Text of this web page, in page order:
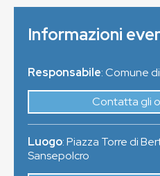
Informazioni
Responsabile: Comune
Contatta gli
Luogo:Piazza Torre di
Sansepolcro